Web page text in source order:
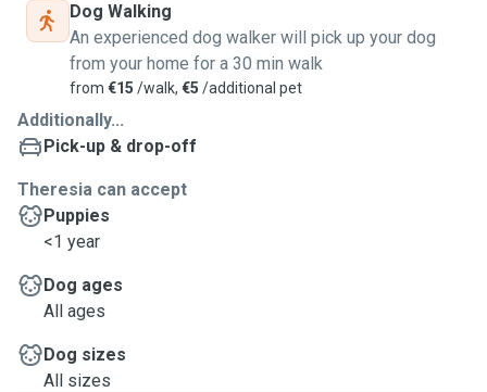
Dog Walking
An experienced dog walker will pick up your dog
from your home for a 30 min walk
from €15 /walk, €5 /additional pet
Additionally...
Pick-up & drop-off
Theresia can accept
Puppies
<1 year
Dog ages
All ages
Dog sizes
All sizes